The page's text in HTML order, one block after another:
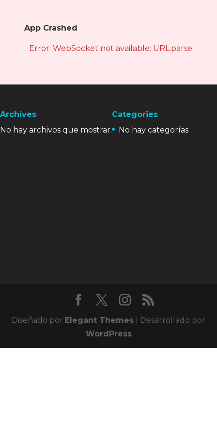
App Crashed
Error: WebSocket not available: URL.parse is
Archives
No hay archivos que mostrar.
Categories
No hay categorías
Diseñado por Elegant Themes | Desarrollado por
WordPress